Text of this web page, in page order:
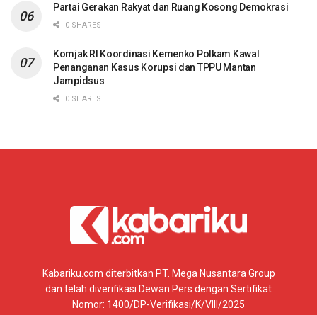
Partai Gerakan Rakyat dan Ruang Kosong Demokrasi
0 SHARES
Komjak RI Koordinasi Kemenko Polkam Kawal
Penanganan Kasus Korupsi dan TPPU Mantan
Jampidsus
0 SHARES
Kabariku.com diterbitkan PT. Mega Nusantara Group
dan telah diverifikasi Dewan Pers dengan Sertifikat
Nomor: 1400/DP-Verifikasi/K/VIII/2025